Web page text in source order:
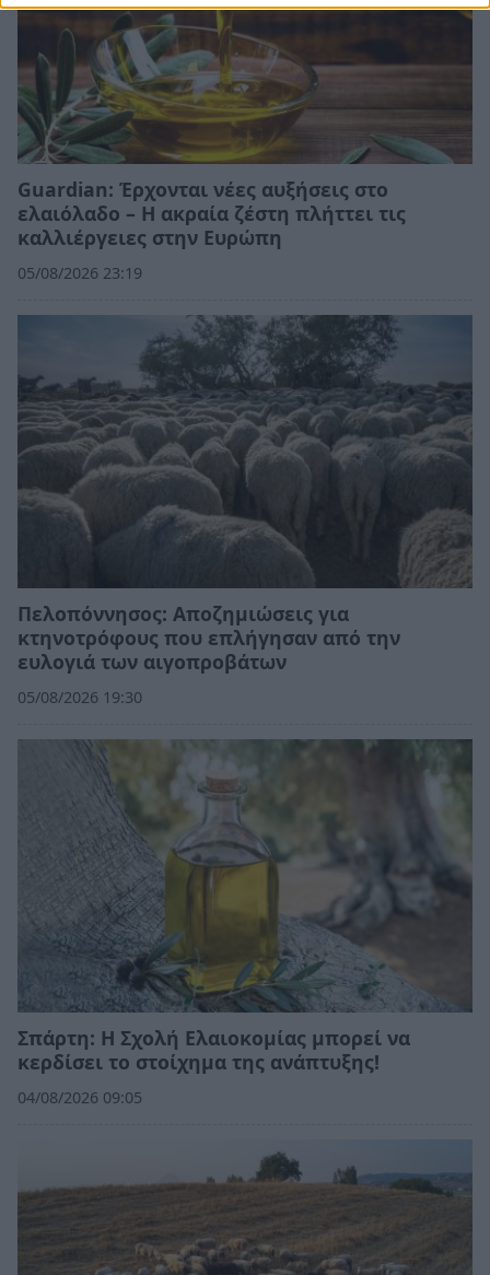
Guardian: Έρχονται νέες αυξήσεις στο
ελαιόλαδο – Η ακραία ζέστη πλήττει τις
καλλιέργειες στην Ευρώπη
05/08/2026 23:19
Πελοπόννησος: Αποζημιώσεις για
κτηνοτρόφους που επλήγησαν από την
ευλογιά των αιγοπροβάτων
05/08/2026 19:30
Σπάρτη: Η Σχολή Ελαιοκομίας μπορεί να
κερδίσει το στοίχημα της ανάπτυξης!
04/08/2026 09:05